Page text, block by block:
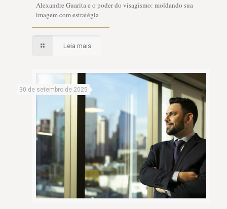
Alexandre Guarita e o poder do visagismo: moldando sua
imagem com estratégia
Leia mais
30 de setembro de 2025